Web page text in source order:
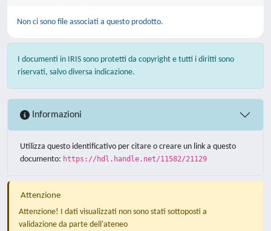
Non ci sono file associati a questo prodotto.
I documenti in IRIS sono protetti da copyright e tutti i diritti sono
riservati, salvo diversa indicazione.
Informazioni
Utilizza questo identificativo per citare o creare un link a questo
documento: https://hdl.handle.net/11582/21129
Attenzione
Attenzione! I dati visualizzati non sono stati sottoposti a
validazione da parte dell'ateneo